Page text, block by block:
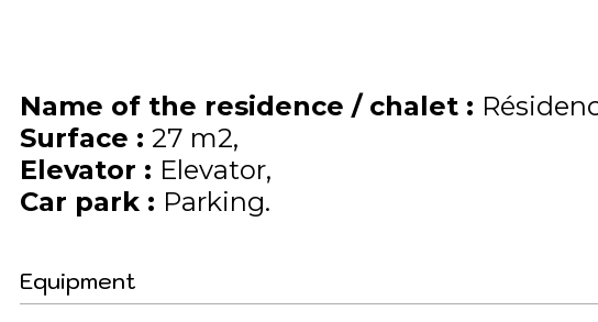
Name of the residence / chalet :
Surface : 27 m2
Elevator : Elevator
Car park : Parking
Equipment